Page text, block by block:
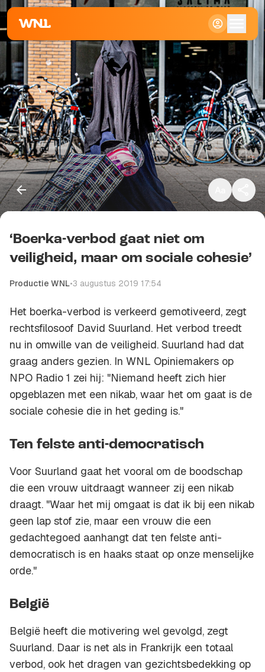
Klein
Standaard
Groot
Kopieer link
‘Boerka-verbod gaat niet om
veiligheid, maar om sociale cohesie’
Productie WNL•3 augustus 2019 17:54
Het boerka-verbod is verkeerd gemotiveerd, zegt
rechtsfilosoof David Suurland. Het verbod treedt
nu in omwille van de veiligheid. Suurland had dat
graag anders gezien. In WNL Opiniemakers op
NPO Radio 1 zei hij: "Niemand heeft zich hier
opgeblazen met een nikab, waar het om gaat is de
sociale cohesie die in het geding is."
Ten felste anti-democratisch
Voor Suurland gaat het vooral om de boodschap
die een vrouw uitdraagt wanneer zij een nikab
draagt. "Waar het mij omgaat is dat ik bij een nikab
geen lap stof zie, maar een vrouw die een
gedachtegoed aanhangt dat ten felste anti-
democratisch is en haaks staat op onze menselijke
orde."
België
België heeft die motivering wel gevolgd, zegt
Suurland. Daar is net als in Frankrijk een totaal
verbod, ook het dragen van gezichtsbedekking op